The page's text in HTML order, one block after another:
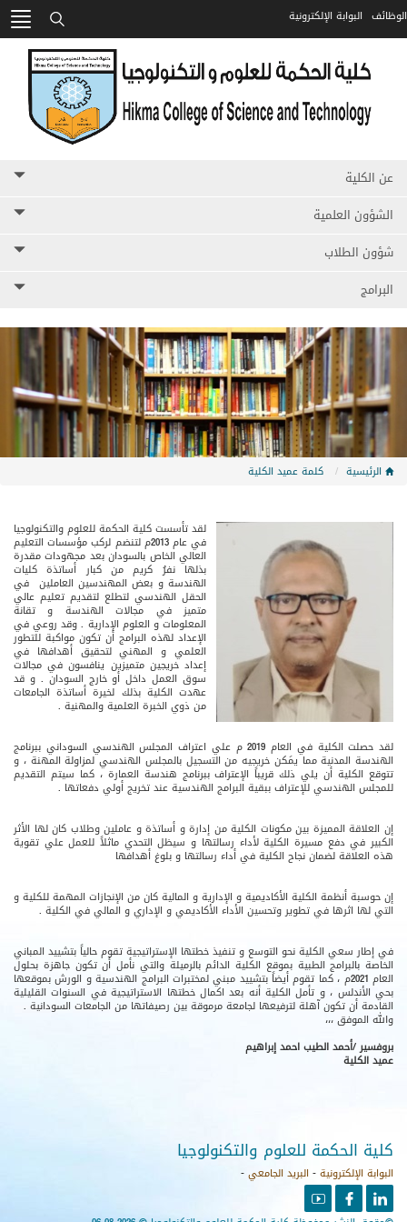
HIKMA بحث البوابة الإلكترونية الوظائف
عن الكلية
الشؤون العلمية
شؤون الطلاب
البرامج
الرئيسية كلمة عميد الكلية
لقد تأسست كلية الحكمة للعلوم والتكنولوجيا
في عام 2013م لتنضم لركب مؤسسات التعليم
العالي الخاص بالسودان بعد مجهودات مقدرة
بذلها نفرُ كريم من كبار أساتذة كليات
الهندسة و بعض المهندسين العاملين في
الحقل الهندسي لتطلع لتقديم تعليم عالي
متميز في مجالات الهندسة و تقانة
المعلومات و العلوم الإدارية . وقد روعي في
الإعداد لهذه البرامج أن تكون مواكبة للتطور
العلمي و المهني لتحقيق أهدافها في
إعداد خريجين متميزين ينافسون في مجالات
سوق العمل داخل أو خارج السودان . و قد
عهدت الكلية بذلك لخيرة أساتذة الجامعات
من ذوي الخبرة العلمية والمهنية .
لقد حصلت الكلية في العام 2019 م علي اعتراف المجلس الهندسي السوداني ببرنامج
الهندسة المدنية مما يمَكن خريجيه من التسجيل بالمجلس الهندسي لمزاولة المهنة ، و
تتوقع الكلية أن يلي ذلك قريباً الإعتراف ببرنامج هندسة العمارة ، كما سيتم التقديم
للمجلس الهندسي للإعتراف ببقية البرامج الهندسية عند تخريج أولي دفعاتها .
إن العلاقة المميزة بين مكونات الكلية من إدارة و أساتذة و عاملين وطلاب كان لها الأثر
الكبير في دفع مسيرة الكلية لأداء رسالتها و سيظل التحدي ماثلاً للعمل علي تقوية
هذه العلاقة لضمان نجاح الكلية في أداء رسالتها و بلوغ أهدافها
إن حوسبة أنظمة الكلية الأكاديمية و الإدارية و المالية كان من الإنجازات المهمة للكلية و
التي لها اثرها في تطوير وتحسين الأداء الأكاديمي و الإداري و المالي في الكلية .
في إطار سعي الكلية نحو التوسع و تنفيذ خطتها الإستراتيجية تقوم حالياً بتشييد المباني
الخاصة بالبرامج الطبية بموقع الكلية الدائم بالرميلة والتي نأمل أن تكون جاهزة بحلول
العام 2021م ، كما تقوم أيضاً بتشييد مبني لمختبرات البرامج الهندسية و الورش بموقعها
بحي الأندلس ، و تأمل الكلية أنه بعد اكمال خطتها الاستراتيجية في السنوات القليلية
القادمة أن تكون آهلة لترفيعها لجامعة مرموقة بين رصيفاتها من الجامعات السودانية .
والله الموفق ،،،
بروفسير /أحمد الطيب احمد إبراهيم
عميد الكلية
كلية الحكمة للعلوم والتكنولوجيا
البوابة الإلكترونية- البريد الجامعي-
linkedin
facebook
youtube